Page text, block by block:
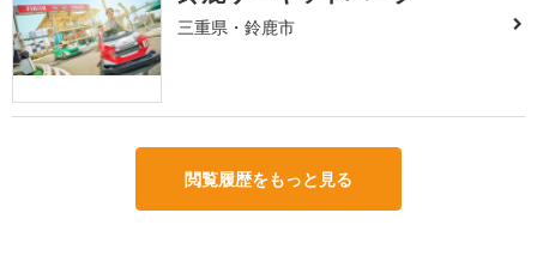
三重県・鈴鹿市
閲覧履歴をもっと見る